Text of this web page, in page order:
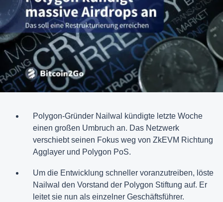
Polygon-Gründer Nailwal kündigte letzte Woche
einen großen Umbruch an. Das Netzwerk
verschiebt seinen Fokus weg von ZkEVM Richtung
Agglayer und Polygon PoS.
Um die Entwicklung schneller voranzutreiben, löste
Nailwal den Vorstand der Polygon Stiftung auf. Er
leitet sie nun als einzelner Geschäftsführer.